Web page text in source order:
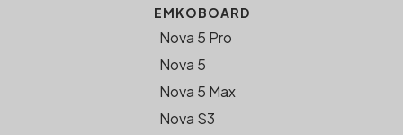
EMKOBOARD
Nova 5 Pro
Nova 5
Nova 5 Max
Nova S3